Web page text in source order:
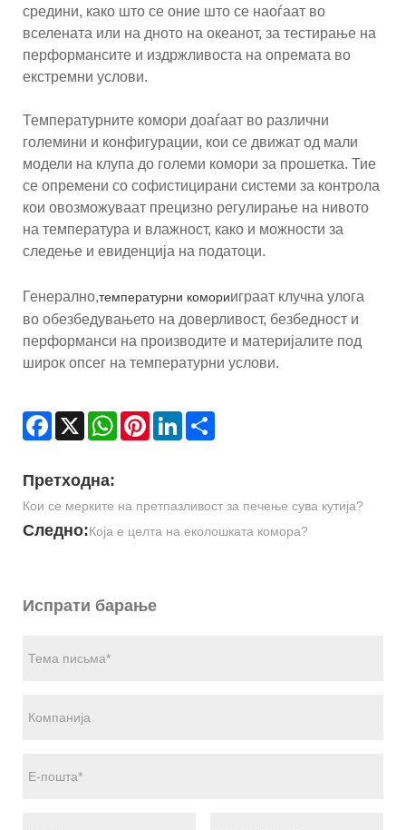
средини, како што се оние што се наоѓаат во
вселената или на дното на океанот, за тестирање на
перформансите и издржливоста на опремата во
екстремни услови.
Температурните комори доаѓаат во различни
големини и конфигурации, кои се движат од мали
модели на клупа до големи комори за прошетка. Тие
се опремени со софистицирани системи за контрола
кои овозможуваат прецизно регулирање на нивото
на температура и влажност, како и можности за
следење и евиденција на податоци.
Генерално,температурни коморииграат клучна улога
во обезбедувањето на доверливост, безбедност и
перформанси на производите и материјалите под
широк опсег на температурни услови.
Facebook
X WhatsAppPinterestLinkedIn
Претходна:
Кои се мерките на претпазливост за печење сува кутија?
Следно:Која е целта на еколошката комора?
Испрати барање